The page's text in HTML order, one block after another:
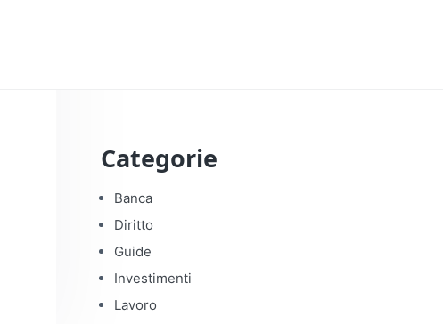
Categorie
Banca
Diritto
Guide
Investimenti
Lavoro